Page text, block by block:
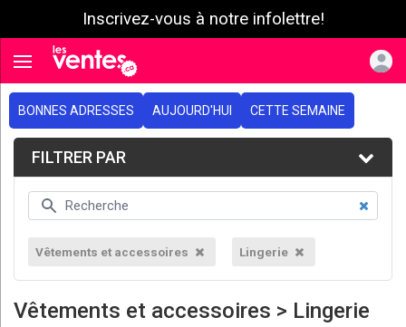
Inscrivez-vous à notre infolettre!
Toggle navigation
BONNES ADRESSES AUJOURD'HUI CETTE SEMAINE
FILTRER PAR
Vêtements et accessoires Lingerie
Vêtements et accessoires > Lingerie